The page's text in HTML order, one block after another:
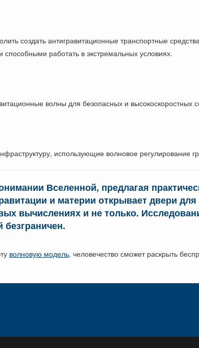
создать антигравитационные транспортные
работать в экстремальных условиях.
волны для безопасных и высокоскоростных
использующие волновое регулирование
Вселенной, предлагая
и материи открывает двери
вычислениях и не только.
волновую модель, человечество сможет раскрыть